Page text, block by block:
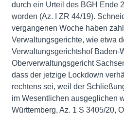
durch ein Urteil des BGH Ende
worden (Az. I ZR 44/19).
vergangenen Woche haben
Verwaltungsgerichte, wie etwa
Verwaltungsgerichtshof Baden-
Oberverwaltungsgericht
dass der jetzige Lockdown
rechtens sei, weil der
im Wesentlichen ausgeglichen
Württemberg, Az. 1 S 3405/20,